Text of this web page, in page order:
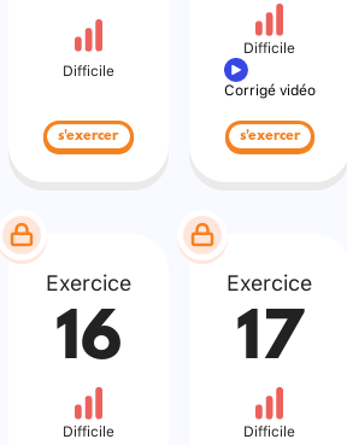
Difficile
s'exercer
Difficile
Corrigé vidéo
s'exercer
Exercice
16
Difficile
Exercice
17
Difficile